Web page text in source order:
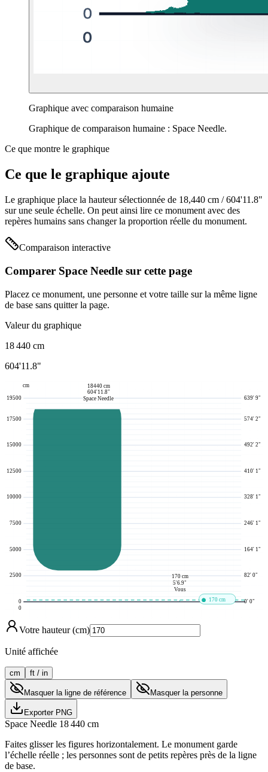
Graphique avec comparaison humaine
Graphique de comparaison humaine : Space Needle.
Ce que montre le graphique
Ce que le graphique ajoute
Le graphique place la hauteur sélectionnée de 18,440 cm /604'11.8"
sur une seule échelle. On peut ainsi lire ce monument avec des
repères humains sans changer la proportion réelle du monument.
Comparaison interactive
Comparer Space Needle sur cette page
Placez ce monument, une personne et votre taille sur la même ligne
de base sans quitter la page.
Valeur du graphique
18 440 cm
604'11.8"
0 0' 0"
2500 82' 0"
5000 164' 1"
7500 246' 1"
10000 328' 1"
12500 410' 1"
15000 492' 2"
17500 574' 2"
19500 639' 9"
170 cm
170 cm
5'6.9"
Vous
18440 cm
604'11.8"
Space Needle
0
cm
Votre hauteur (cm)
Unité affichée
cm ft / in
Masquer la ligne de référence Masquer la personne
Exporter PNG
Space Needle 18 440 cm
Faites glisser les figures horizontalement. Le monument garde
l’échelle réelle ; les personnes sont de petits repères près de la ligne
de base.